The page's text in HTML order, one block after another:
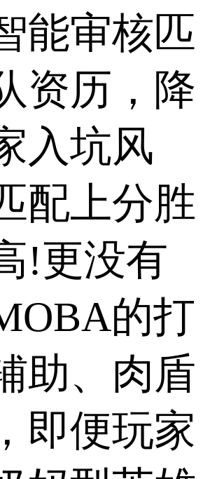
能审核匹
资历，降
入坑风
配上分胜
!更没有
的打
助、肉盾
即便玩家